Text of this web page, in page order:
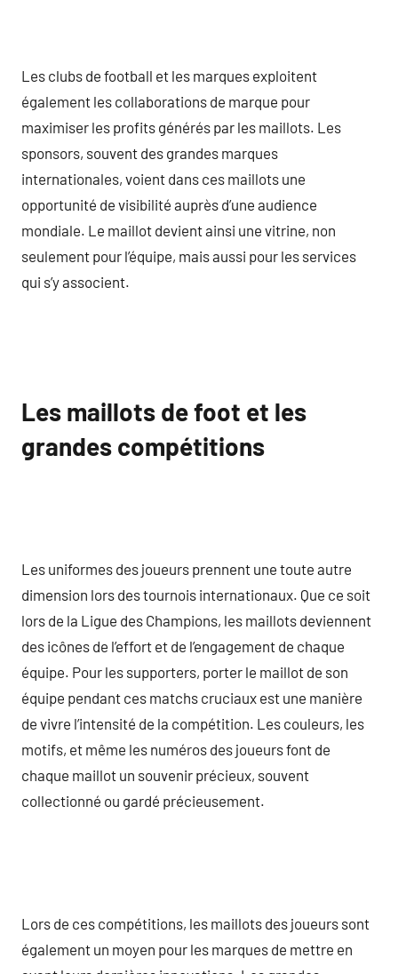
Les clubs de football et les marques exploitent
également les collaborations de marque pour
maximiser les profits générés par les maillots. Les
sponsors, souvent des grandes marques
internationales, voient dans ces maillots une
opportunité de visibilité auprès d’une audience
mondiale. Le maillot devient ainsi une vitrine, non
seulement pour l’équipe, mais aussi pour les services
qui s’y associent.
Les maillots de foot et les
grandes compétitions
Les uniformes des joueurs prennent une toute autre
dimension lors des tournois internationaux. Que ce soit
lors de la Ligue des Champions, les maillots deviennent
des icônes de l’effort et de l’engagement de chaque
équipe. Pour les supporters, porter le maillot de son
équipe pendant ces matchs cruciaux est une manière
de vivre l’intensité de la compétition. Les couleurs, les
motifs, et même les numéros des joueurs font de
chaque maillot un souvenir précieux, souvent
collectionné ou gardé précieusement.
Lors de ces compétitions, les maillots des joueurs sont
également un moyen pour les marques de mettre en